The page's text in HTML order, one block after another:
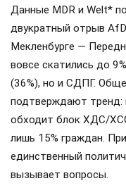
Данные MDR и Welt*
двукратный отрыв
Мекленбурге —
вовсе скатились до
(36%), но и СДПГ.
подтверждают тренд:
обходит блок ХДС/
лишь 15% граждан.
единственный
вызывает вопросы.